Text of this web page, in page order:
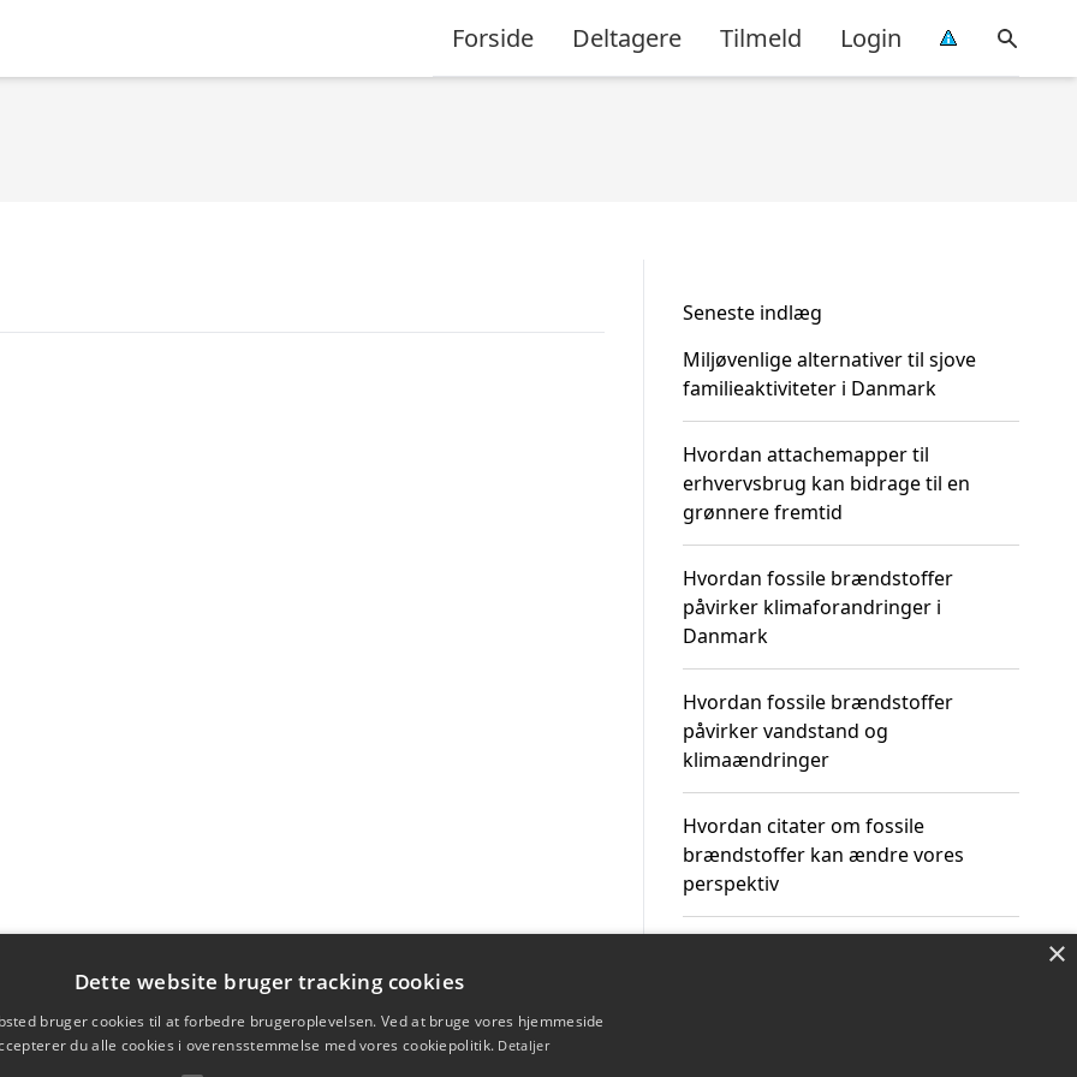
Forside Deltagere Tilmeld Login
Seneste indlæg
Miljøvenlige alternativer til sjove
familieaktiviteter i Danmark
Hvordan attachemapper til
erhvervsbrug kan bidrage til en
grønnere fremtid
Hvordan fossile brændstoffer
påvirker klimaforandringer i
Danmark
Hvordan fossile brændstoffer
påvirker vandstand og
klimaændringer
Hvordan citater om fossile
brændstoffer kan ændre vores
perspektiv
×
Dette website bruger tracking cookies
bruger cookies til at forbedre brugeroplevelsen. Ved at bruge vores hjemmeside
du alle cookies i overensstemmelse med vores cookiepolitik. Detaljer